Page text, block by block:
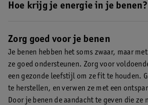
bewegen en genoeg water te drinken. Het
Hoe krijg je energie in je benen?
Dan is het belangrijk om regelmatig te
thuis oefeningen doen voor sterke benen.
bij vermoeide benen
Zorg goed voor je benen
Je benen hebben het soms zwaar, maar
ze goed ondersteunen. Zorg voor
een gezonde leefstijl om ze fit te houden.
te herstellen, en verwen ze met een
Door je benen de aandacht te geven die ze